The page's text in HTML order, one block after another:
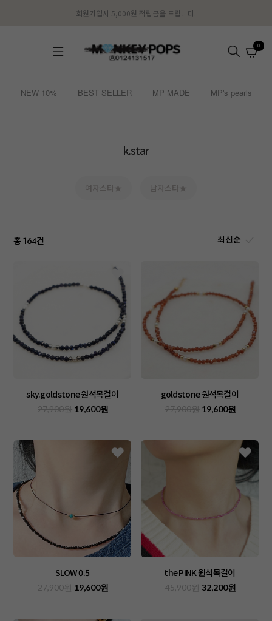
회원가입시 5,000원 적립금을 드립니다.
0
NEW 10% BEST SELLER MP MADE MP's pearls
k.star
여자스타★ 남자스타★
총 164건
sky.goldstone 원석목걸이
27,900원 19,600원
goldstone 원석목걸이
27,900원 19,600원
SLOW 0.5
27,900원 19,600원
the PINK 원석목걸이
45,900원 32,200원